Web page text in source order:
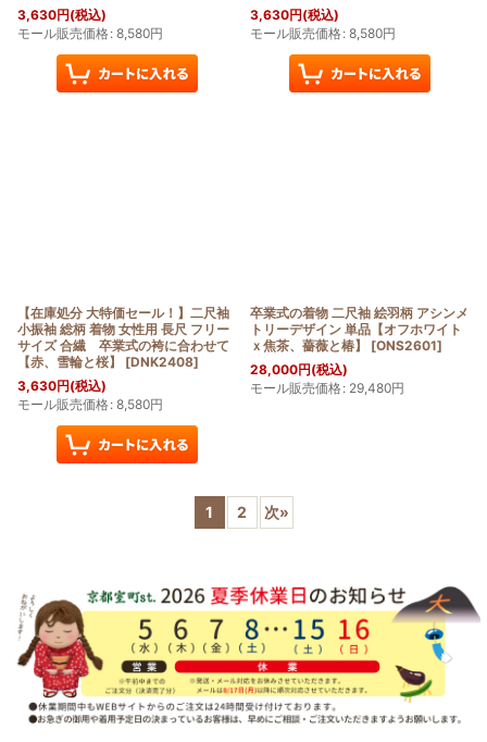
3,630円(税込)
モール販売価格: 8,580円
3,630円(税込)
モール販売価格: 8,580円
【在庫処分 大特価セール！】二尺袖
小振袖 総柄 着物 女性用 長尺 フリー
サイズ 合繊 卒業式の袴に合わせて
【赤、雪輪と桜】
[DNK2408]
3,630円(税込)
モール販売価格: 8,580円
卒業式の着物 二尺袖 絵羽柄 アシンメ
トリーデザイン 単品【オフホワイト
ｘ焦茶、薔薇と椿】
[ONS2601]
28,000円(税込)
モール販売価格: 29,480円
1 2 次»